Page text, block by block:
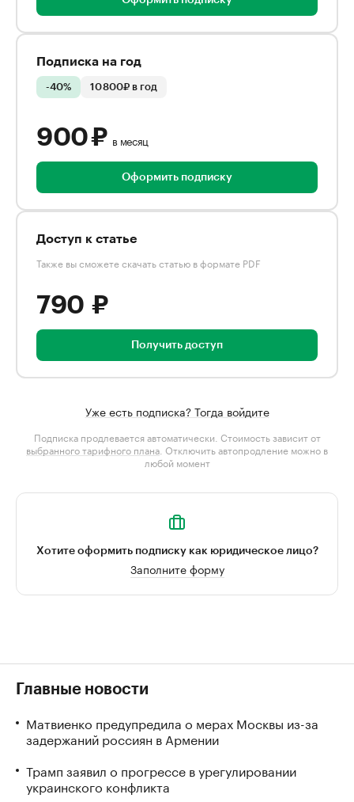
Подписка на год
-40% 10 800₽ в год
900 ₽ в месяц
Оформить подписку
Доступ к статье
Также вы сможете скачать статью в формате PDF
790 ₽
Получить доступ
Уже есть подписка? Тогда войдите
Подписка продлевается автоматически. Стоимость зависит от
выбранного тарифного плана . Отключить автопродление можно в
любой момент
Хотите оформить подписку как юридическое лицо?
Заполните форму
Главные новости
Матвиенко предупредила о мерах Москвы из-за
задержаний россиян в Армении
Трамп заявил о прогрессе в урегулировании
украинского конфликта